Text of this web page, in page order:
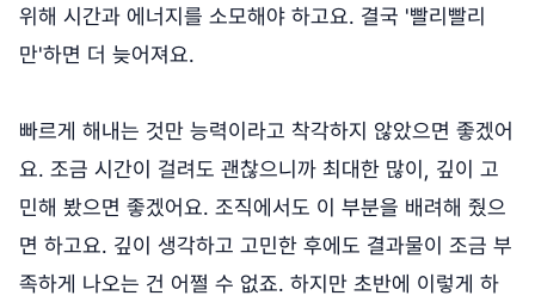
위해 시간과 에너지를 소모해야 하고요. 결국 '빨리빨리
만'하면 더 늦어져요.
빠르게 해내는 것만 능력이라고 착각하지 않았으면 좋겠어
요. 조금 시간이 걸려도 괜찮으니까 최대한 많이, 깊이 고
민해 봤으면 좋겠어요. 조직에서도 이 부분을 배려해 줬으
면 하고요. 깊이 생각하고 고민한 후에도 결과물이 조금 부
족하게 나오는 건 어쩔 수 없죠. 하지만 초반에 이렇게 하